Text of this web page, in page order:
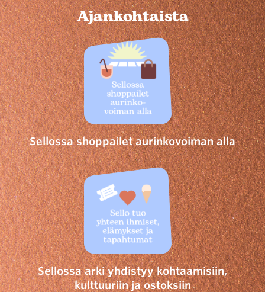
Ajankohtaista
Sellossa shoppailet aurinkovoiman alla
Sellossa arki yhdistyy kohtaamisiin,
kulttuuriin ja ostoksiin